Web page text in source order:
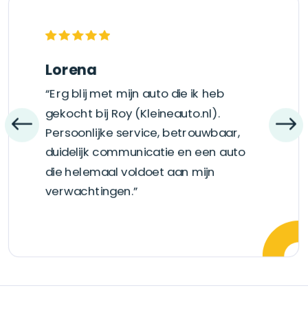
Lorena
“Erg blij met mijn auto die ik heb
gekocht bij Roy (Kleineauto.nl).
Persoonlijke service, betrouwbaar,
duidelijk communicatie en een auto
die helemaal voldoet aan mijn
verwachtingen.”